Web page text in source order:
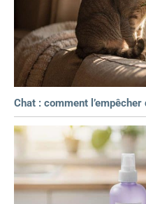
Chat : comment